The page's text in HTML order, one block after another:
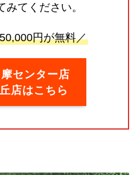
みてください。
円が無料／
センター店
店はこちら